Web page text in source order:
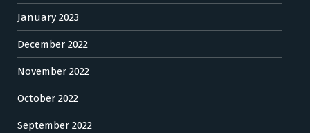
January 2023
December 2022
November 2022
October 2022
September 2022